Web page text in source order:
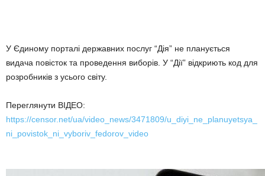
У Єдиному порталі державних послуг “Дія” не планується
видача повісток та проведення виборів. У “Дії” відкриють код для
розробників з усього світу.
Переглянути ВІДЕО:
https://censor.net/ua/video_news/3471809/u_diyi_ne_planuyetsya_
ni_povistok_ni_vyboriv_fedorov_video